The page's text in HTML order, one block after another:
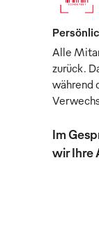
Alle
zurück.
während
Im
wir Ihre